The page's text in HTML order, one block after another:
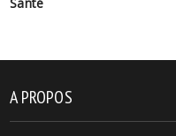
A PROPOS